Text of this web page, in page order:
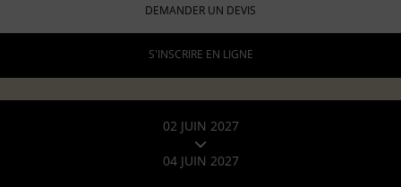
DEMANDER UN DEVIS
S'INSCRIRE EN LIGNE
02 JUIN 2027
04 JUIN 2027